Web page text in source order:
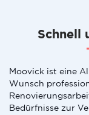
Schnell
Moovick ist eine
Wunsch
Bedürfnisse zur